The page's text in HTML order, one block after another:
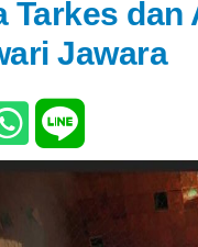
Tarkes dan
Jawara